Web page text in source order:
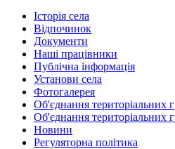
Історія села
Відпочинок
Документи
Наші працівники
Публічна інформація
Установи села
Фотогалерея
Об'єднання територіальних
Об'єднання територіальних
Новини
Регуляторна політика